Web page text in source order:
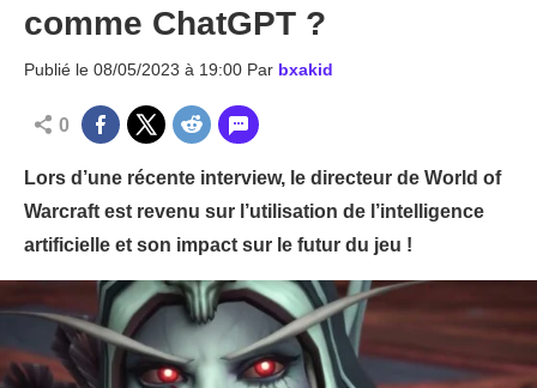
comme ChatGPT ?
Publié le 08/05/2023 à 19:00 Par bxakid
0
Lors d’une récente interview, le directeur de World of
Warcraft est revenu sur l’utilisation de l’intelligence
artificielle et son impact sur le futur du jeu !